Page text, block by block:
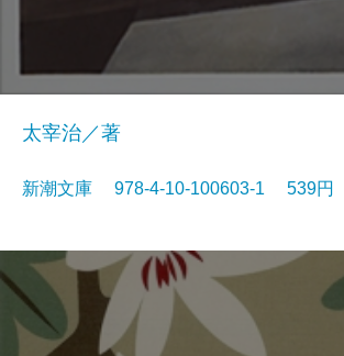
太宰治／著
新潮文庫 978-4-10-100603-1 539円